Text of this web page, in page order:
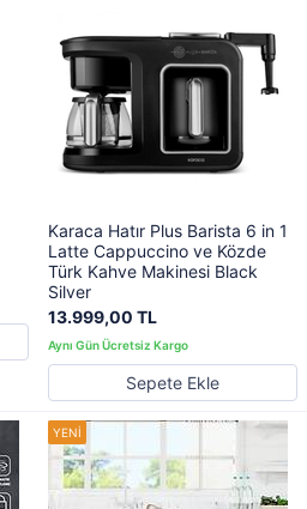
Karaca Hatır Plus Barista 6 in 1
Latte Cappuccino ve Közde
Türk Kahve Makinesi Black
Silver
13.999,00 TL
Sepete Ekle